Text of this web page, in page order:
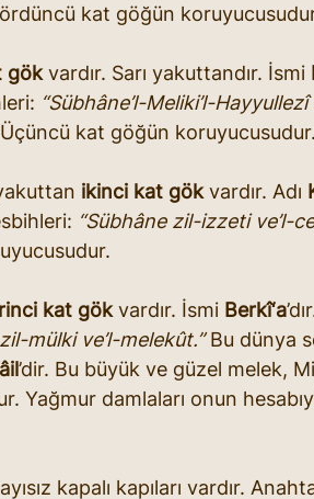
kat göğün
gök vardır. Sarı yakuttandır. İsmi
“Sübhâne’l-Meliki’l-Hayyullezî
Üçüncü kat göğün koruyucusudur.
ikinci kat gök vardır. Adı
“Sübhâne zil-izzeti ve’l-
kat gök vardır. İsmi Berkî‘a
mülki ve’l-melekût.” Bu dünya
’dir. Bu büyük ve güzel melek,
Yağmur damlaları onun
kapalı kapıları vardır.